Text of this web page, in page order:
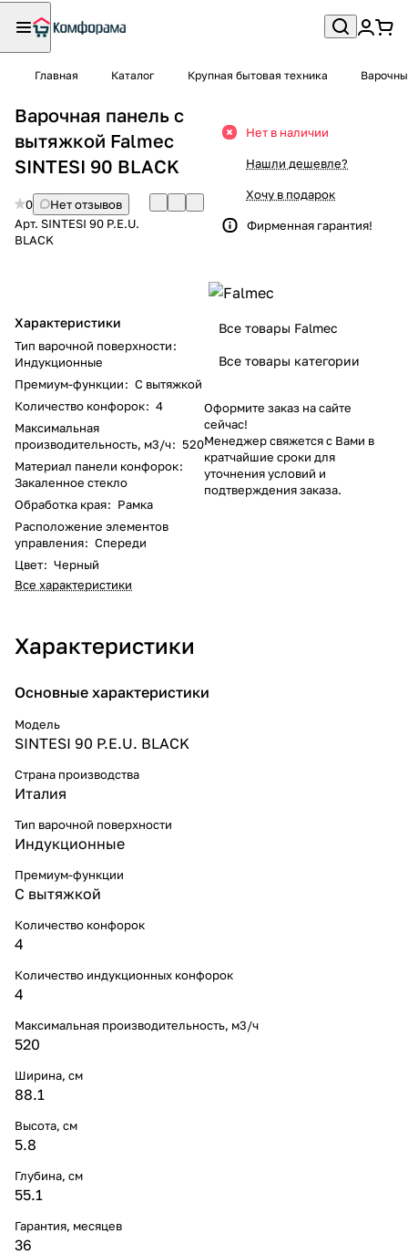
Главная Каталог Крупная бытовая техника
Варочная панель с
вытяжкой Falmec
SINTESI 90 BLACK
0
Нет отзывов
Арт. SINTESI 90 P.E.U.
BLACK
Характеристики
Тип варочной поверхности:
Индукционные
Премиум-функции: С вытяжкой
Количество конфорок: 4
Максимальная
производительность, м3/ч: 520
Материал панели конфорок:
Закаленное стекло
Обработка края: Рамка
Расположение элементов
управления: Спереди
Цвет: Черный
Все характеристики
Нет в наличии
Нашли дешевле?
Хочу в подарок
Фирменная гарантия!
Все товары Falmec
Все товары категории
Оформите заказ на сайте
сейчас!
Менеджер свяжется с Вами в
кратчайшие сроки для
уточнения условий и
подтверждения заказа.
Характеристики
Основные характеристики
Модель
SINTESI 90 P.E.U. BLACK
Страна производства
Италия
Тип варочной поверхности
Индукционные
Премиум-функции
С вытяжкой
Количество конфорок
4
Количество индукционных конфорок
4
Максимальная производительность, м3/ч
520
Ширина, см
88.1
Высота, см
5.8
Глубина, см
55.1
Гарантия, месяцев
36